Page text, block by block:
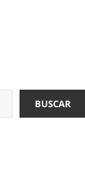
BUSCAR